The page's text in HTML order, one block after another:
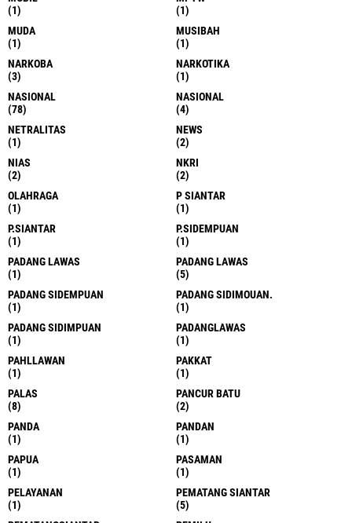
(1)
(1)
MUDA
(1)
MUSIBAH
(1)
NARKOBA
(3)
NARKOTIKA
(1)
NASIONAL
(78)
NASIONAL
(4)
NETRALITAS
(1)
NEWS
(2)
NIAS
(2)
NKRI
(2)
OLAHRAGA
(1)
P SIANTAR
(1)
P.SIANTAR
(1)
P.SIDEMPUAN
(1)
PADANG LAWAS
(1)
PADANG LAWAS
(5)
PADANG SIDEMPUAN
(1)
PADANG SIDIMOUAN.
(1)
PADANG SIDIMPUAN
(1)
PADANGLAWAS
(1)
PAHLLAWAN
(1)
PAKKAT
(1)
PALAS
(8)
PANCUR BATU
(2)
PANDA
(1)
PANDAN
(1)
PAPUA
(1)
PASAMAN
(1)
PELAYANAN
(1)
PEMATANG SIANTAR
(5)